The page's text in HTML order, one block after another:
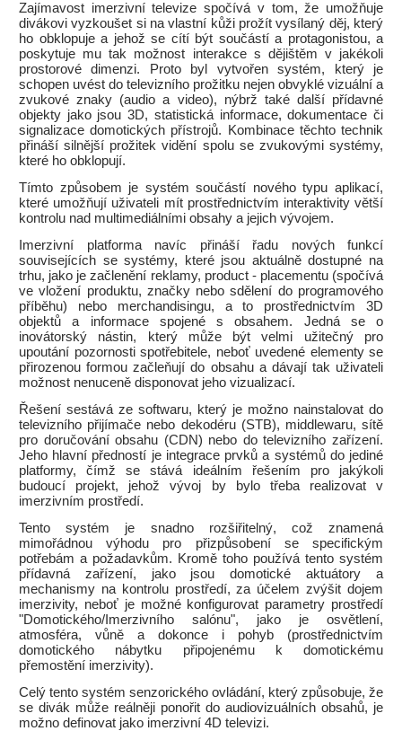
Zajímavost imerzivní televize spočívá v tom, že umožňuje
divákovi vyzkoušet si na vlastní kůži prožít vysílaný děj, který
ho obklopuje a jehož se cítí být součástí a protagonistou, a
poskytuje mu tak možnost interakce s dějištěm v jakékoli
prostorové dimenzi. Proto byl vytvořen systém, který je
schopen uvést do televizního prožitku nejen obvyklé vizuální a
zvukové znaky (audio a video), nýbrž také další přídavné
objekty jako jsou 3D, statistická informace, dokumentace či
signalizace domotických přístrojů. Kombinace těchto technik
přináší silnější prožitek vidění spolu se zvukovými systémy,
které ho obklopují.
Tímto způsobem je systém součástí nového typu aplikací,
které umožňují uživateli mít prostřednictvím interaktivity větší
kontrolu nad multimediálními obsahy a jejich vývojem.
Imerzivní platforma navíc přináší řadu nových funkcí
souvisejících se systémy, které jsou aktuálně dostupné na
trhu, jako je začlenění reklamy, product - placementu (spočívá
ve vložení produktu, značky nebo sdělení do programového
příběhu) nebo merchandisingu, a to prostřednictvím 3D
objektů a informace spojené s obsahem. Jedná se o
inovátorský nástin, který může být velmi užitečný pro
upoutání pozornosti spotřebitele, neboť uvedené elementy se
přirozenou formou začleňují do obsahu a dávají tak uživateli
možnost nenuceně disponovat jeho vizualizací.
Řešení sestává ze softwaru, který je možno nainstalovat do
televizního přijímače nebo dekodéru (STB), middlewaru, sítě
pro doručování obsahu (CDN) nebo do televizního zařízení.
Jeho hlavní předností je integrace prvků a systémů do jediné
platformy, čímž se stává ideálním řešením pro jakýkoli
budoucí projekt, jehož vývoj by bylo třeba realizovat v
imerzivním prostředí.
Tento systém je snadno rozšiřitelný, což znamená
mimořádnou výhodu pro přizpůsobení se specifickým
potřebám a požadavkům. Kromě toho používá tento systém
přídavná zařízení, jako jsou domotické aktuátory a
mechanismy na kontrolu prostředí, za účelem zvýšit dojem
imerzivity, neboť je možné konfigurovat parametry prostředí
"Domotického/Imerzivního salónu", jako je osvětlení,
atmosféra, vůně a dokonce i pohyb (prostřednictvím
domotického nábytku připojenému k domotickému
přemostění imerzivity).
Celý tento systém senzorického ovládání, který způsobuje, že
se divák může reálněji ponořit do audiovizuálních obsahů, je
možno definovat jako imerzivní 4D televizi.